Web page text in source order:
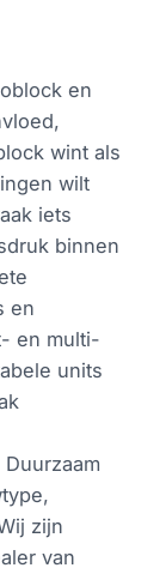
en
wint als
wilt
iets
binnen
en
en multi-
units
zijn
van